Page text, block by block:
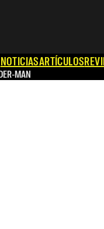
NOTICIASARTÍCULOS
MAN